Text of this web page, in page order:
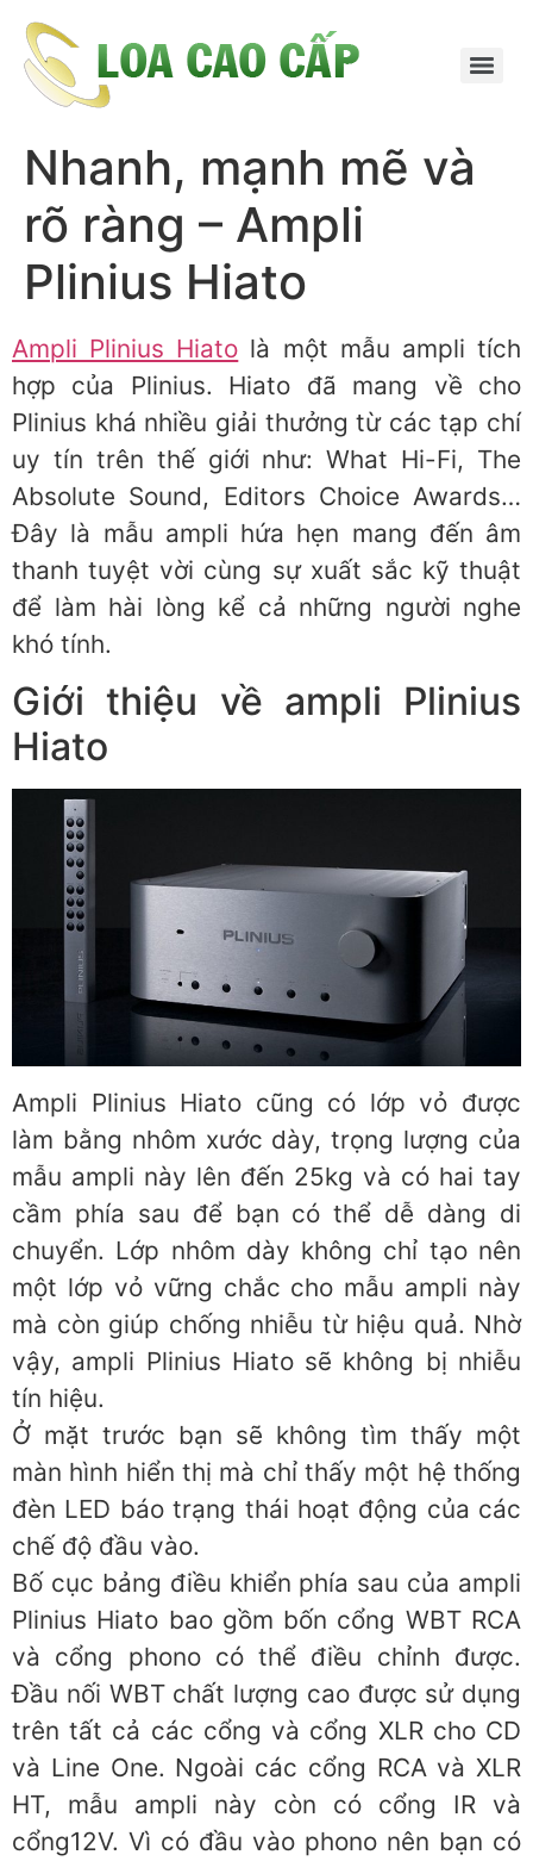
Nhanh, mạnh mẽ và
rõ ràng – Ampli
Plinius Hiato
Ampli Plinius Hiato là một mẫu ampli tích
hợp của Plinius. Hiato đã mang về cho
Plinius khá nhiều giải thưởng từ các tạp chí
uy tín trên thế giới như: What Hi-Fi, The
Absolute Sound, Editors Choice Awards…
Đây là mẫu ampli hứa hẹn mang đến âm
thanh tuyệt vời cùng sự xuất sắc kỹ thuật
để làm hài lòng kể cả những người nghe
khó tính.
Giới thiệu về ampli Plinius
Hiato
Ampli Plinius Hiato cũng có lớp vỏ được
làm bằng nhôm xước dày, trọng lượng của
mẫu ampli này lên đến 25kg và có hai tay
cầm phía sau để bạn có thể dễ dàng di
chuyển. Lớp nhôm dày không chỉ tạo nên
một lớp vỏ vững chắc cho mẫu ampli này
mà còn giúp chống nhiễu từ hiệu quả. Nhờ
vậy, ampli Plinius Hiato sẽ không bị nhiễu
tín hiệu.
Ở mặt trước bạn sẽ không tìm thấy một
màn hình hiển thị mà chỉ thấy một hệ thống
đèn LED báo trạng thái hoạt động của các
chế độ đầu vào.
Bố cục bảng điều khiển phía sau của ampli
Plinius Hiato bao gồm bốn cổng WBT RCA
và cổng phono có thể điều chỉnh được.
Đầu nối WBT chất lượng cao được sử dụng
trên tất cả các cổng và cổng XLR cho CD
và Line One. Ngoài các cổng RCA và XLR
HT, mẫu ampli này còn có cổng IR và
cổng12V. Vì có đầu vào phono nên bạn có